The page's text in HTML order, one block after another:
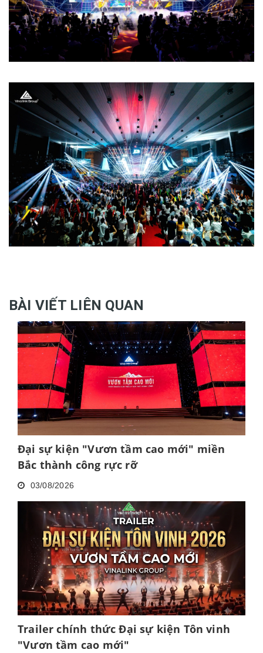
BÀI VIẾT LIÊN QUAN
Đại sự kiện "Vươn tầm cao mới" miền
Bắc thành công rực rỡ
03/08/2026
Trailer chính thức Đại sự kiện Tôn vinh
"Vươn tầm cao mới"